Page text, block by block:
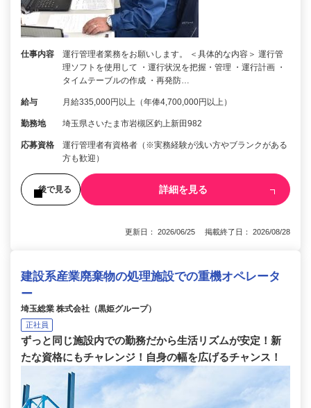
仕事内容
運行管理者業務をお願いします。 ＜具体的な内容＞ 運行管
理ソフトを使用して ・運行状況を把握・管理 ・運行計画 ・
タイムテーブルの作成 ・再発防…
給与 月給335,000円以上（年俸4,700,000円以上）
勤務地 埼玉県さいたま市岩槻区釣上新田982
応募資格
運行管理者有資格者（※実務経験が浅い方やブランクがある
方も歓迎）
後で見る 詳細を見る
更新日： 2026/06/25 掲載終了日： 2026/08/28
建設系産業廃棄物の処理施設での重機オペレータ
ー
埼玉総業 株式会社（黒姫グループ）
正社員
ずっと同じ施設内での勤務だから生活リズムが安定！新
たな資格にもチャレンジ！自身の幅を広げるチャンス！